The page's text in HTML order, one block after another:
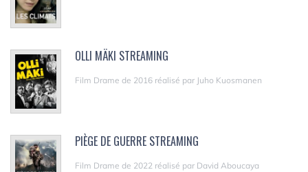
OLLI MÄKI STREAMING
Film Drame de 2016 réalisé par Juho Kuosmanen
PIÈGE DE GUERRE STREAMING
Film Drame de 2022 réalisé par David Aboucaya